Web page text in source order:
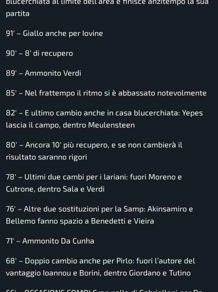
partita
91′ – Giallo anche per Iovine
90′ – 8′ di recupero
89′ – Ammonito Verdi
85′ – Nel frattempo il ritmo si è abbassato notevolmente
82′ – E ultimo cambio anche in casa blucerchiata: Yepes
lascia il campo, dentro Meulensteen
80′ – Ancora 10′ più recupero, e se non cambierà il
risultato saranno rigori
78′ – Ultimi due cambi per i lariani: fuori Moreno e
Cutrone, dentro Sala e Verdi
76′ – Altre due sostituzioni per la Samp: Akinsamiro e
Bellemo fanno spazio a Benedetti e Vieira
71′ – Ammonito Da Cunha
68′ – Doppio cambio anche per Pirlo: fuori l’autore del
vantaggio Ioannou e Borini, dentro Giordano e Tutino